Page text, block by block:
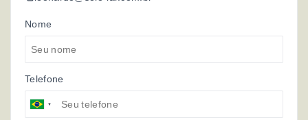
Nome
Telefone